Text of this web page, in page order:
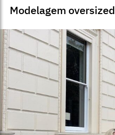
Modelagem oversized